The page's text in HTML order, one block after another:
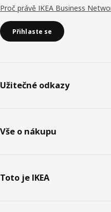
Proč právě IKEA Business
Přihlaste se
Užitečné odkazy
Vše o nákupu
Toto je IKEA